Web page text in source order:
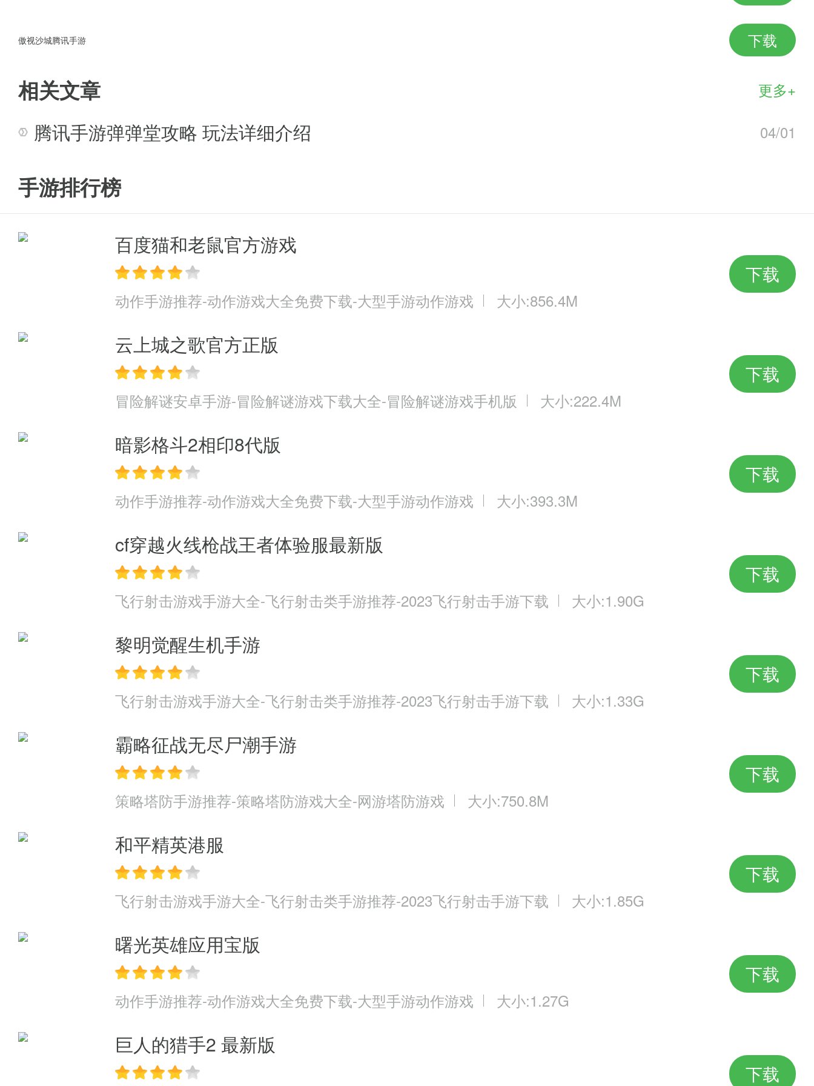
傲视沙城腾讯手游 下载
相关文章 更多+
腾讯手游弹弹堂攻略 玩法详细介绍 04/01
手游排行榜
百度猫和老鼠官方游戏
动作手游推荐-动作游戏大全免费下载-大型手游动作游戏 大小:856.4M
下载
云上城之歌官方正版
冒险解谜安卓手游-冒险解谜游戏下载大全-冒险解谜游戏手机版 大小:222.4M
下载
暗影格斗2相印8代版
动作手游推荐-动作游戏大全免费下载-大型手游动作游戏 大小:393.3M
下载
cf穿越火线枪战王者体验服最新版
飞行射击游戏手游大全-飞行射击类手游推荐-2023飞行射击手游下载 大小:1.90G
下载
黎明觉醒生机手游
飞行射击游戏手游大全-飞行射击类手游推荐-2023飞行射击手游下载 大小:1.33G
下载
霸略征战无尽尸潮手游
策略塔防手游推荐-策略塔防游戏大全-网游塔防游戏 大小:750.8M
下载
和平精英港服
飞行射击游戏手游大全-飞行射击类手游推荐-2023飞行射击手游下载 大小:1.85G
下载
曙光英雄应用宝版
动作手游推荐-动作游戏大全免费下载-大型手游动作游戏 大小:1.27G
下载
巨人的猎手2 最新版
下载